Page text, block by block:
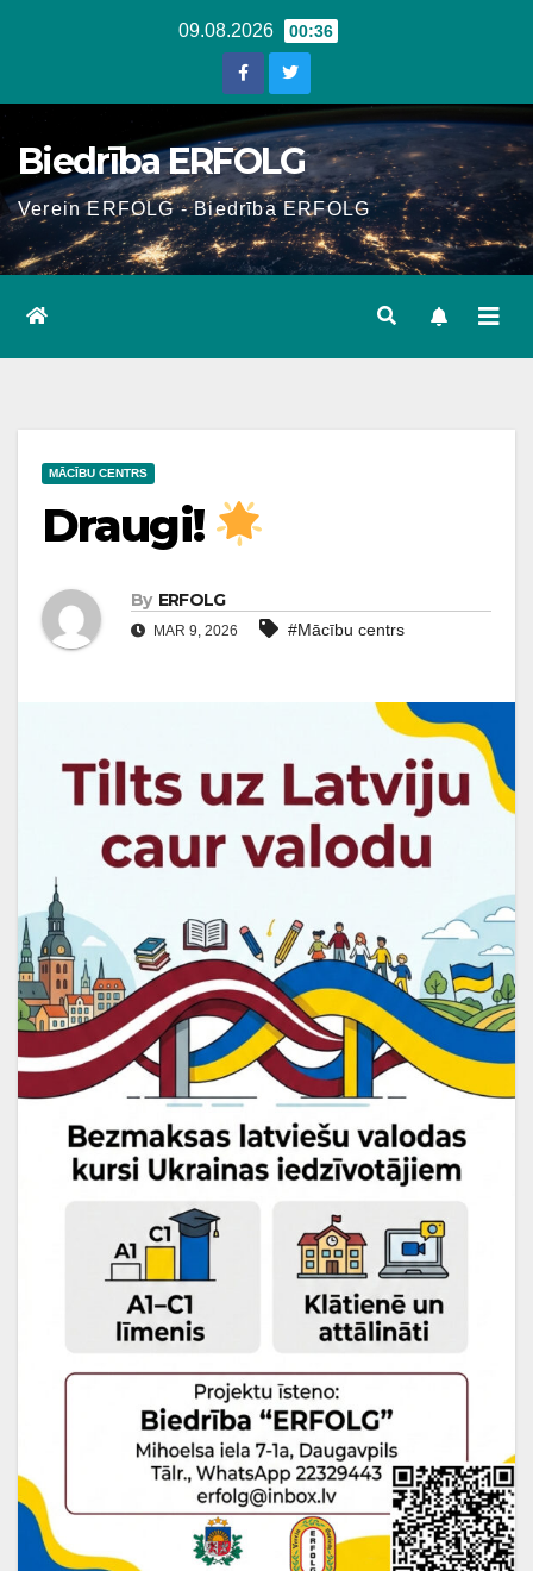
09.08.2026 00:36
Biedrība ERFOLG
Verein ERFOLG - Biedrība ERFOLG
MĀCĪBU CENTRS
Draugi!
By ERFOLG
MAR 9, 2026 #Mācību centrs